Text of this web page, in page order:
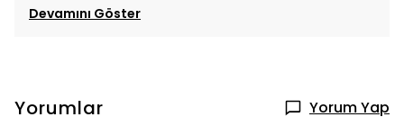
Devamını Göster
Yorumlar Yorum Yap